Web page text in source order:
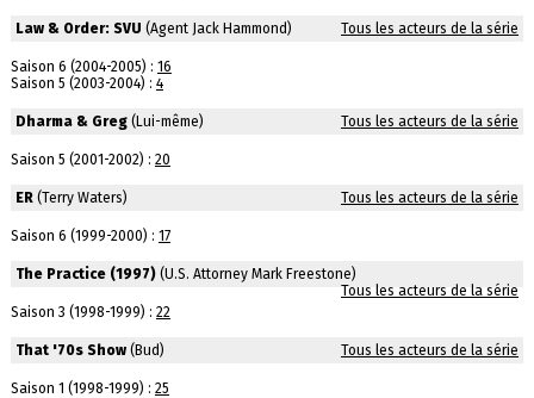
Law & Order: SVU (Agent Jack Hammond) Tous les acteurs de la série
Saison 6 (2004-2005) : 16
Saison 5 (2003-2004) : 4
Dharma & Greg(Lui-même) Tous les acteurs de la série
Saison 5 (2001-2002) : 20
ER(Terry Waters) Tous les acteurs de la série
Saison 6 (1999-2000) : 17
The Practice (1997)(U.S. Attorney Mark Freestone)
Tous les acteurs de la série
Saison 3 (1998-1999) : 22
That '70s Show(Bud) Tous les acteurs de la série
Saison 1 (1998-1999) : 25